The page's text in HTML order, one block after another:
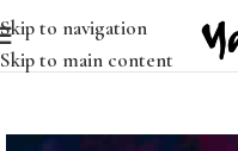
Skip to navigation
Skip to main content